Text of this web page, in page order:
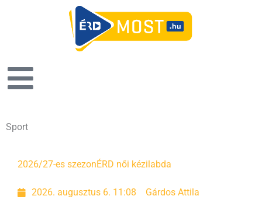
Sport
2026/27-es szezonÉRD női kézilabda
2026. augusztus 6. 11:08 Gárdos Attila